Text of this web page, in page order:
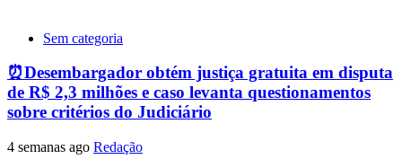
Sem categoria
⏰Desembargador obtém justiça gratuita em disputa
de R$ 2,3 milhões e caso levanta questionamentos
sobre critérios do Judiciário
4 semanas ago Redação